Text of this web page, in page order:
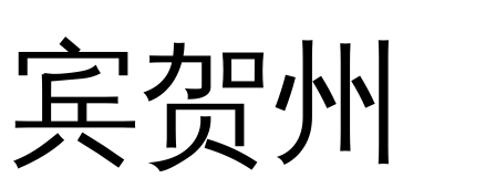
宾贺州